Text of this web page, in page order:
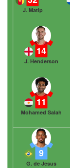
J. Matip
14
J. Henderson
11
Mohamed Salah
9
G. de Jesus